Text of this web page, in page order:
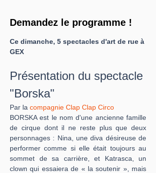
Demandez le programme !
Ce dimanche, 5 spectacles d'art de rue à
GEX
Présentation du spectacle
"Borska"
Par la compagnie Clap Clap Circo
BORSKA est le nom d'une ancienne famille
de cirque dont il ne reste plus que deux
personnages : Nina, une diva désireuse de
performer comme si elle était toujours au
sommet de sa carrière, et Katrasca, un
clown qui essaiera de « la soutenir », mais